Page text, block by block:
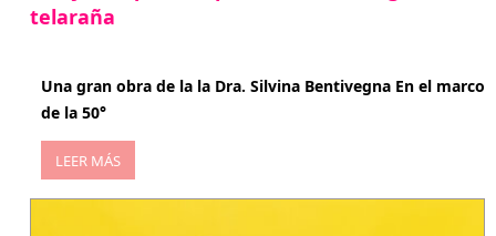
telaraña
Una gran obra de la la Dra. Silvina Bentivegna En el marco
de la 50°
LEER MÁS